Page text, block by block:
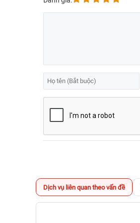
Dịch vụ liên quan theo vấn đề